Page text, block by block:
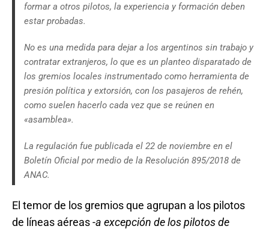
formar a otros pilotos, la experiencia y formación deben
estar probadas.
No es una medida para dejar a los argentinos sin trabajo y
contratar extranjeros, lo que es un planteo disparatado de
los gremios locales instrumentado como herramienta de
presión política y extorsión, con los pasajeros de rehén,
como suelen hacerlo cada vez que se reúnen en
«asamblea».
La regulación fue publicada el 22 de noviembre en el
Boletín Oficial por medio de la Resolución 895/2018 de
ANAC.
El temor de los gremios que agrupan a los pilotos
de líneas aéreas-a excepción de los pilotos de